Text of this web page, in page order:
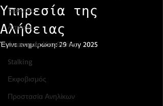
Έρευνα
Απιστία
Δικαστικές Υποθέσεις
Stalking
Εκφοβισμός
Προστασία Ανηλίκων
Υπηρεσία της
Αλήθειας
Έγινε ενημέρωση:29 Αυγ 2025